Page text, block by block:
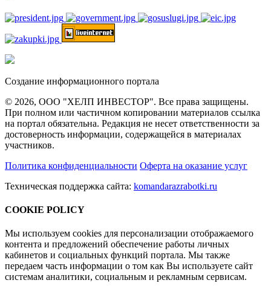
Создание информационного портала
© 2026, ООО "ХЕЛП ИНВЕСТОР". Все права защищены.
При полном или частичном копировании материалов ссылка
на портал обязательна. Редакция не несет ответственности за
достоверность информации, содержащейся в материалах
участников.
Политика конфиденциальности Оферта на оказание услуг
Техническая поддержка сайта: komandarazrabotki.ru
COOKIE POLICY
Мы используем cookies для персонализации отображаемого
контента и предложений обеспечение работы личных
кабинетов и социальных функций портала. Мы также
передаем часть информации о том как Вы используете сайт
системам аналитики, социальным и рекламным сервисам.